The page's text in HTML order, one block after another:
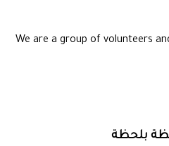
We are a group of volunteers
بلحظة